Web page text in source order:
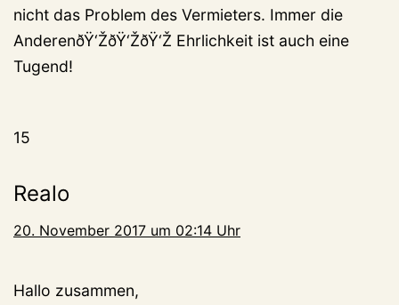
nicht das Problem des Vermieters. Immer die
AnderenðŸ‘ŽðŸ‘ŽðŸ‘Ž Ehrlichkeit ist auch eine
Tugend!
15
Realo
20. November 2017 um 02:14 Uhr
Hallo zusammen,